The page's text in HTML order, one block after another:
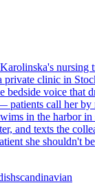
nursing
private clinic in
bedside voice that
patients call her by
in the harbor in
and texts the
she shouldn't
scandinavian